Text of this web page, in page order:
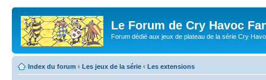
Le Forum de Cry Havoc
Forum dédié aux jeux de plateau de la série Cry
Index du forum ‹ Les jeux de la série ‹ Les extensions